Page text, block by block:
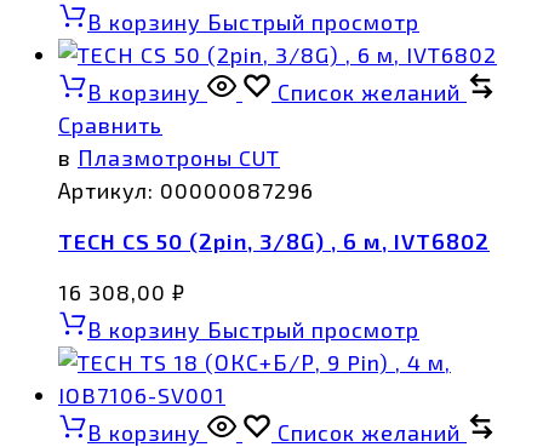
В корзину Быстрый просмотр
В корзину
Список желаний
Сравнить
в Плазмотроны CUT
Артикул: 00000087296
TECH CS 50 (2pin, 3/8G) , 6 м, IVT6802
16 308,00 ₽
В корзину Быстрый просмотр
В корзину
Список желаний